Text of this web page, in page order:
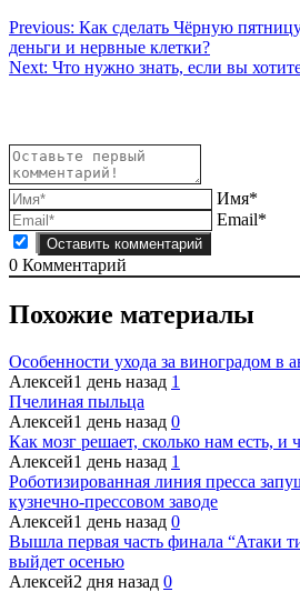
Навигация
по
Previous: Как сделать Чёрную
деньги и нервные клетки?
Next: Что нужно знать, если вы
Имя*
Email*
0 Комментарий
Похожие материалы
Особенности ухода за виноградом в
Алексей1 день назад 1
Пчелиная пыльца
Алексей1 день назад 0
Как мозг решает, сколько нам есть, и
Алексей1 день назад 1
Роботизированная линия пресса
кузнечно-прессовом заводе
Алексей1 день назад 0
Вышла первая часть финала “Атаки
выйдет осенью
Алексей2 дня назад 0